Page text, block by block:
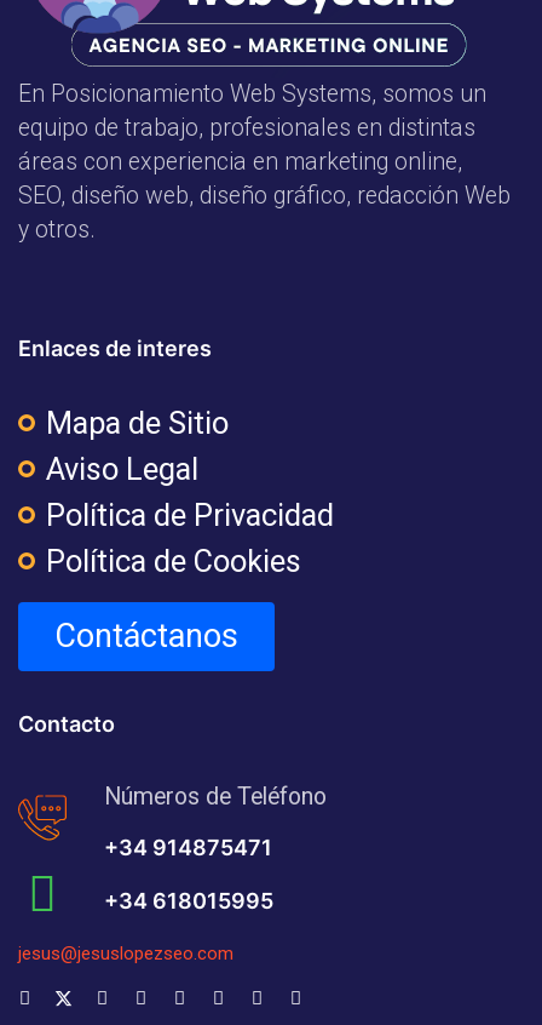
En Posicionamiento Web Systems, somos un
equipo de trabajo, profesionales en distintas
áreas con experiencia en marketing online,
SEO, diseño web, diseño gráfico, redacción Web
y otros.
Enlaces de interes
Mapa de Sitio
Aviso Legal
Política de Privacidad
Política de Cookies
Contáctanos
Contacto
Números de Teléfono
+34 914875471
+34 618015995
jesus@jesuslopezseo.com